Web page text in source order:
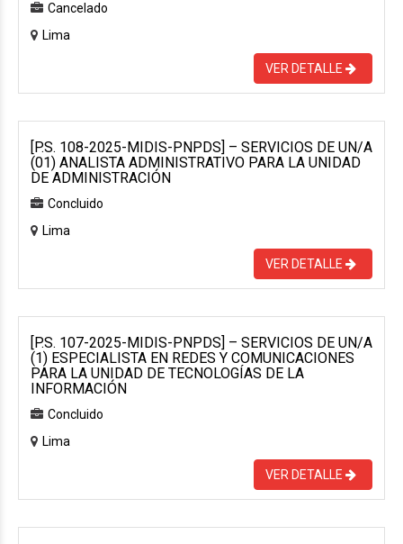
Cancelado
Lima
VER DETALLE
[P.S. 108-2025-MIDIS-PNPDS] – SERVICIOS DE UN/A
(01) ANALISTA ADMINISTRATIVO PARA LA UNIDAD
DE ADMINISTRACIÓN
Concluido
Lima
VER DETALLE
[P.S. 107-2025-MIDIS-PNPDS] – SERVICIOS DE UN/A
(1) ESPECIALISTA EN REDES Y COMUNICACIONES
PARA LA UNIDAD DE TECNOLOGÍAS DE LA
INFORMACIÓN
Concluido
Lima
VER DETALLE